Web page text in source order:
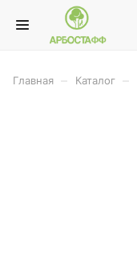
Главная Каталог